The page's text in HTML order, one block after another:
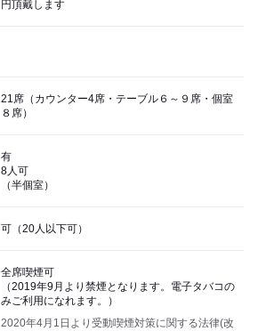
円頂戴します
21席（カウンター4席・テーブル６～９席・個室
８席）
有
8人可
（半個室）
可（20人以下可）
全席喫煙可
（2019年9月より禁煙となります。電子タバコの
みご利用になれます。）
2020年4月1日より受動喫煙対策に関する法律(改